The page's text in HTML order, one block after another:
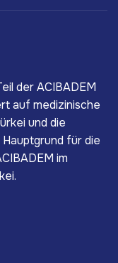
der ACIBADEM
auf medizinische
und die
für die
im